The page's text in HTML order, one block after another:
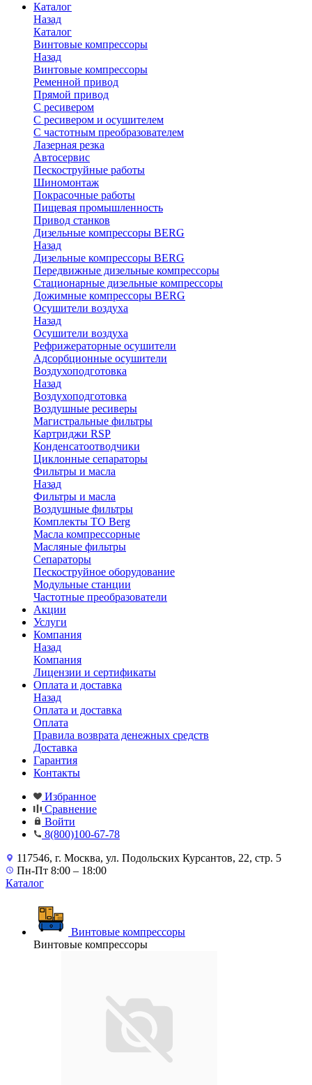
Каталог
Назад
Каталог
Винтовые компрессоры
Назад
Винтовые компрессоры
Ременной привод
Прямой привод
С ресивером
С ресивером и осушителем
С частотным преобразователем
Лазерная резка
Автосервис
Пескоструйные работы
Шиномонтаж
Покрасочные работы
Пищевая промышленность
Привод станков
Дизельные компрессоры BERG
Назад
Дизельные компрессоры BERG
Передвижные дизельные компрессоры
Стационарные дизельные компрессоры
Дожимные компрессоры BERG
Осушители воздуха
Назад
Осушители воздуха
Рефрижераторные осушители
Адсорбционные осушители
Воздухоподготовка
Назад
Воздухоподготовка
Воздушные ресиверы
Магистральные фильтры
Картриджи RSP
Конденсатоотводчики
Циклонные сепараторы
Фильтры и масла
Назад
Фильтры и масла
Воздушные фильтры
Комплекты ТО Berg
Масла компрессорные
Масляные фильтры
Сепараторы
Пескоструйное оборудование
Модульные станции
Частотные преобразователи
Акции
Услуги
Компания
Назад
Компания
Лицензии и сертификаты
Оплата и доставка
Назад
Оплата и доставка
Оплата
Правила возврата денежных средств
Доставка
Гарантия
Контакты
Избранное
Сравнение
Войти
8(800)100-67-78
117546, г. Москва, ул. Подольских Курсантов, 22, стр. 5
Пн-Пт 8:00 – 18:00
Каталог
Винтовые компрессоры
Винтовые компрессоры